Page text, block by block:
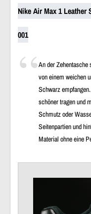
Nike Air Max 1 Leather
001
An der
von einem weichen
Schwarz
schöner tragen und
Schmutz oder
Seitenpartien und
Material ohne eine